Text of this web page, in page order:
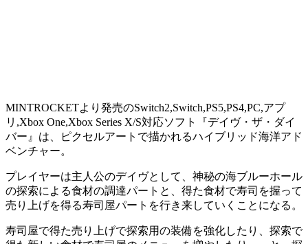
MINTROCKETより発売のSwitch2,Switch,PS5,PS4,PC,アプ
リ,Xbox One,Xbox Series X/S対応ソフト『デイヴ・ザ・ダイ
バー 』は、ピクセルアートで描かれるハイブリッド海洋アド
ベンチャー。
プレイヤーは主人公のデイヴとして、神秘の海ブルーホール
の探索による食材の調達パートと、得た食材で寿司を握って
売り上げを得る寿司屋パートを行き来していくことになる。
寿司屋で得た売り上げで探索用の装備を強化したり、探索で